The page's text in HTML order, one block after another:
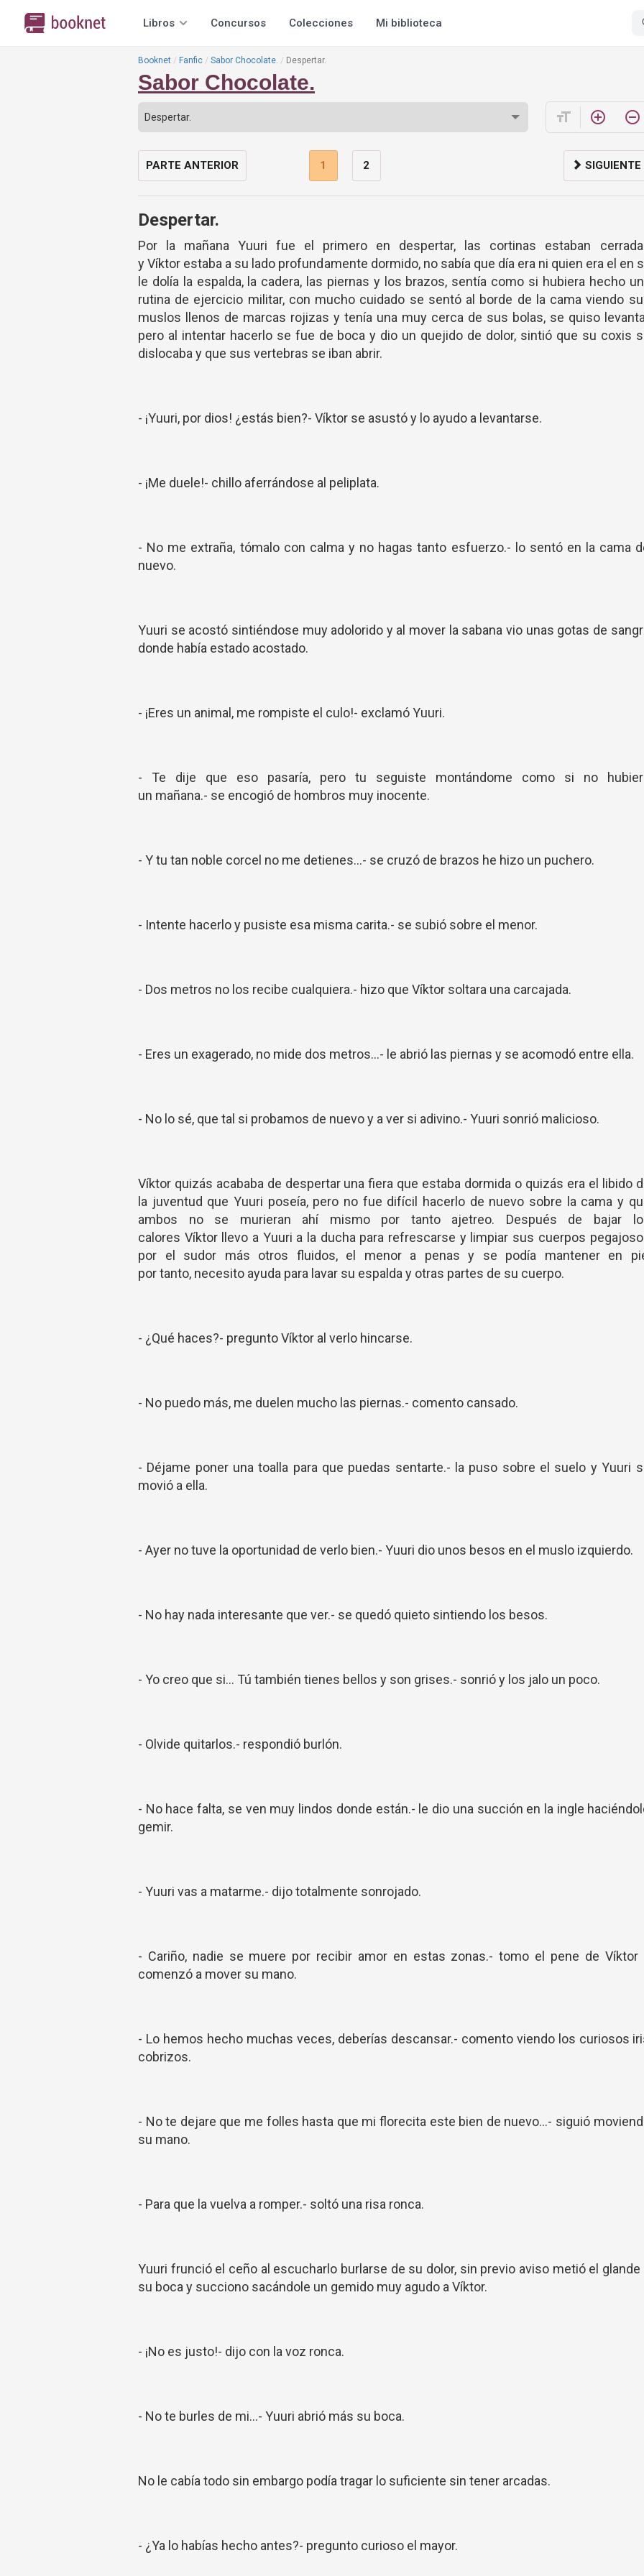
Libros Concursos Colecciones Mi biblioteca
Booknet Fanfic Sabor Chocolate. Despertar.
Sabor Chocolate.
format_size add_circle_outline remove_circle_outline
PARTE ANTERIOR 1 2 SIGUIENTE
Despertar.
Por la mañana Yuuri fue el primero en despertar, las cortinas estaban
y Víktor estaba a su lado profundamente dormido, no sabía que día era ni quien era el en
le dolía la espalda, la cadera, las piernas y los brazos, sentía como si hubiera hecho
rutina de ejercicio militar, con mucho cuidado se sentó al borde de la cama viendo
muslos llenos de marcas rojizas y tenía una muy cerca de sus bolas, se quiso
pero al intentar hacerlo se fue de boca y dio un quejido de dolor, sintió que su coxis
dislocaba y que sus vertebras se iban abrir.
- ¡Yuuri, por dios! ¿estás bien?- Víktor se asustó y lo ayudo a levantarse.
- ¡Me duele!- chillo aferrándose al peliplata.
- No me extraña, tómalo con calma y no hagas tanto esfuerzo.- lo sentó en la cama
nuevo.
Yuuri se acostó sintiéndose muy adolorido y al mover la sabana vio unas gotas de
donde había estado acostado.
- ¡Eres un animal, me rompiste el culo!- exclamó Yuuri.
- Te dije que eso pasaría, pero tu seguiste montándome como si no
un mañana.- se encogió de hombros muy inocente.
- Y tu tan noble corcel no me detienes...- se cruzó de brazos he hizo un puchero.
- Intente hacerlo y pusiste esa misma carita.- se subió sobre el menor.
- Dos metros no los recibe cualquiera.- hizo que Víktor soltara una carcajada.
- Eres un exagerado, no mide dos metros...- le abrió las piernas y se acomodó entre ella.
- No lo sé, que tal si probamos de nuevo y a ver si adivino.- Yuuri sonrió malicioso.
Víktor quizás acababa de despertar una fiera que estaba dormida o quizás era el libido
la juventud que Yuuri poseía, pero no fue difícil hacerlo de nuevo sobre la cama y
ambos no se murieran ahí mismo por tanto ajetreo. Después de bajar
calores Víktor llevo a Yuuri a la ducha para refrescarse y limpiar sus cuerpos
por el sudor más otros fluidos, el menor a penas y se podía mantener en
por tanto, necesito ayuda para lavar su espalda y otras partes de su cuerpo.
- ¿Qué haces?- pregunto Víktor al verlo hincarse.
- No puedo más, me duelen mucho las piernas.- comento cansado.
- Déjame poner una toalla para que puedas sentarte.- la puso sobre el suelo y Yuuri
movió a ella.
- Ayer no tuve la oportunidad de verlo bien.- Yuuri dio unos besos en el muslo izquierdo.
- No hay nada interesante que ver.- se quedó quieto sintiendo los besos.
- Yo creo que si... Tú también tienes bellos y son grises.- sonrió y los jalo un poco.
- Olvide quitarlos.- respondió burlón.
- No hace falta, se ven muy lindos donde están.- le dio una succión en la ingle
gemir.
- Yuuri vas a matarme.- dijo totalmente sonrojado.
- Cariño, nadie se muere por recibir amor en estas zonas.- tomo el pene de Víktor
comenzó a mover su mano.
- Lo hemos hecho muchas veces, deberías descansar.- comento viendo los curiosos
cobrizos.
- No te dejare que me folles hasta que mi florecita este bien de nuevo...- siguió
su mano.
- Para que la vuelva a romper.- soltó una risa ronca.
Yuuri frunció el ceño al escucharlo burlarse de su dolor, sin previo aviso metió el glande
su boca y succiono sacándole un gemido muy agudo a Víktor.
- ¡No es justo!- dijo con la voz ronca.
- No te burles de mi...- Yuuri abrió más su boca.
No le cabía todo sin embargo podía tragar lo suficiente sin tener arcadas.
- ¿Ya lo habías hecho antes?- pregunto curioso el mayor.